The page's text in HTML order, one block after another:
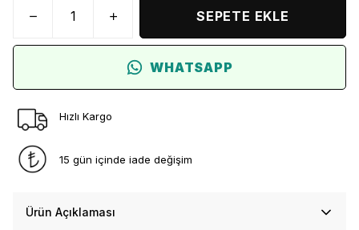
SEPETE EKLE
WHATSAPP
Hızlı Kargo
15 gün içinde iade değişim
Ürün Açıklaması